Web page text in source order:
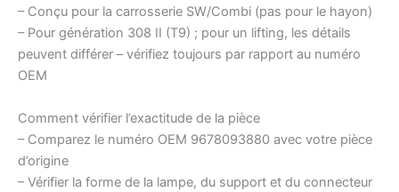
– Conçu pour la carrosserie SW/Combi (pas pour le hayon)
– Pour génération 308 II (T9) ; pour un lifting, les détails
peuvent différer – vérifiez toujours par rapport au numéro
OEM
Comment vérifier l’exactitude de la pièce
– Comparez le numéro OEM 9678093880 avec votre pièce
d’origine
– Vérifier la forme de la lampe, du support et du connecteur